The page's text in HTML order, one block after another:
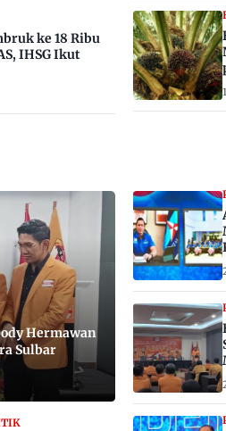
ke 18 Ribu
IHSG Ikut
Hermawan
Sulbar